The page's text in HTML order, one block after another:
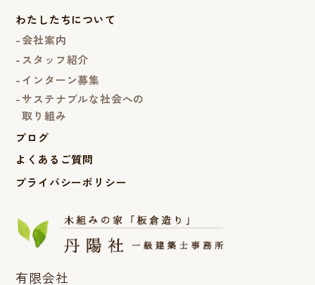
有限会社
わたしたちについて
会社案内
スタッフ紹介
インターン募集
サステナブルな社会への
取り組み
ブログ
よくあるご質問
プライバシーポリシー